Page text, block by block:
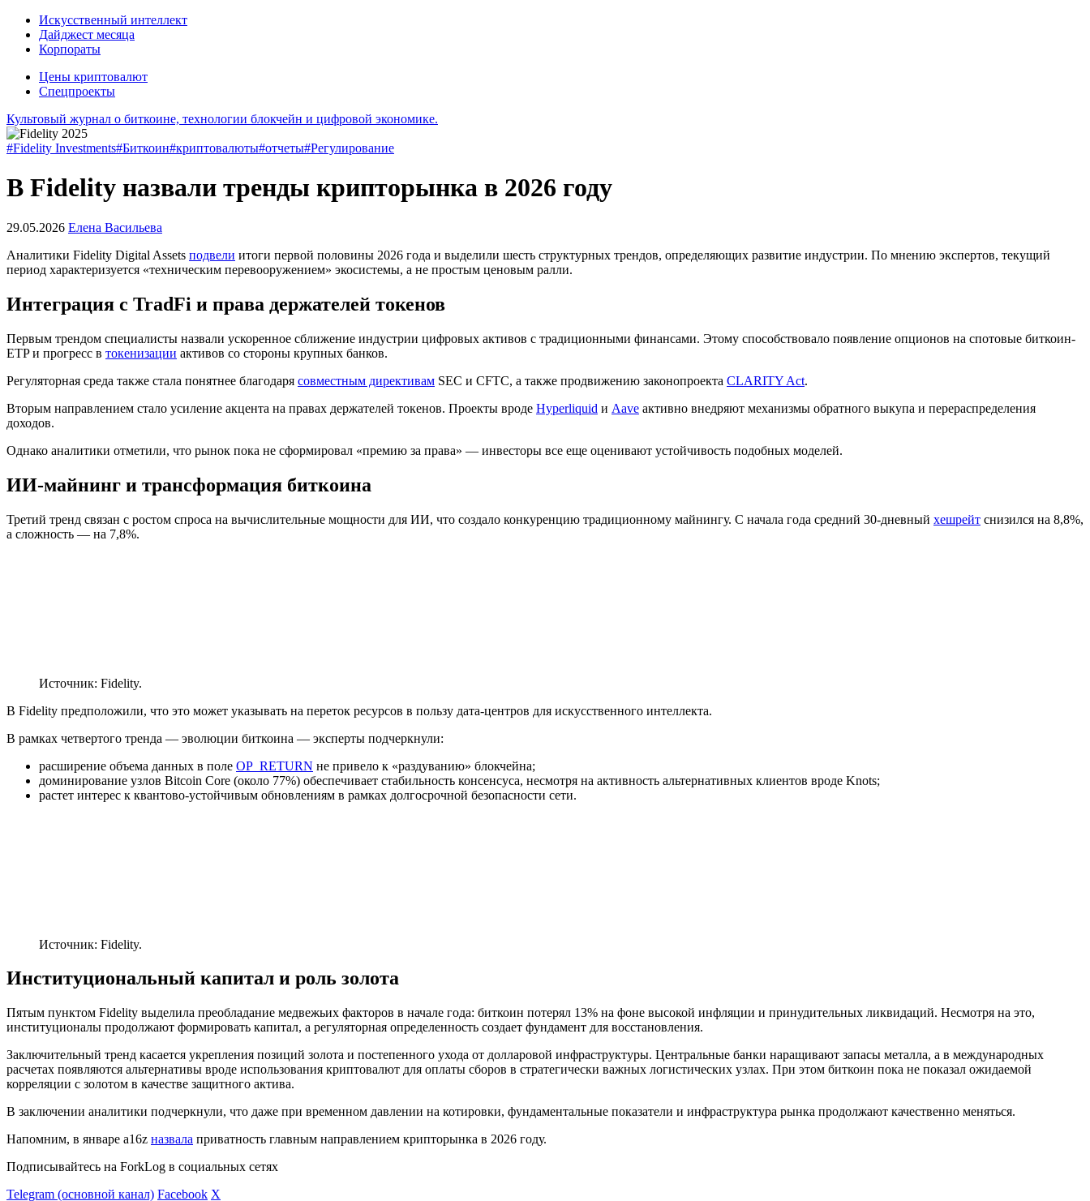
Искусственный интеллект
Дайджест месяца
Корпораты
Цены криптовалют
Спецпроекты
Культовый журнал о биткоине, технологии блокчейн и цифровой экономике.
#Fidelity Investments#Биткоин#криптовалюты#отчеты#Регулирование
В Fidelity назвали тренды крипторынка в 2026 году
29.05.2026 Елена Васильева
Аналитики Fidelity Digital Assets подвели итоги первой половины 2026 года и выделили шесть структурных трендов, определяющих развитие индустрии. По мнению экспертов, текущий
период характеризуется «техническим перевооружением» экосистемы, а не простым ценовым ралли.
Интеграция с TradFi и права держателей токенов
Первым трендом специалисты назвали ускоренное сближение индустрии цифровых активов с традиционными финансами. Этому способствовало появление опционов на спотовые биткоин-
ETPи прогресс в токенизации активов со стороны крупных банков.
Регуляторная среда также стала понятнее благодаря совместным директивам SEC и CFTC, а также продвижению законопроекта CLARITY Act.
Вторым направлением стало усиление акцента на правах держателей токенов. Проекты вроде Hyperliquid и Aave активно внедряют механизмы обратного выкупа и перераспределения
доходов.
Однако аналитики отметили, что рынок пока не сформировал «премию за права» — инвесторы все еще оценивают устойчивость подобных моделей.
ИИ-майнинг и трансформация биткоина
Третий тренд связан с ростом спроса на вычислительные мощности для ИИ, что создало конкуренцию традиционному майнингу. С начала года средний 30-дневный хешрейт снизился на 8,8%,
а сложность — на 7,8%.
Источник: Fidelity.
В Fidelity предположили, что это может указывать на переток ресурсов в пользу дата-центров для искусственного интеллекта.
В рамках четвертого тренда — эволюции биткоина — эксперты подчеркнули:
расширение объема данных в поле OP_RETURN не привело к «раздуванию» блокчейна;
доминирование узлов Bitcoin Core (около 77%) обеспечивает стабильность консенсуса, несмотря на активность альтернативных клиентов вроде Knots;
растет интерес к квантово-устойчивым обновлениям в рамках долгосрочной безопасности сети.
Источник: Fidelity.
Институциональный капитал и роль золота
Пятым пунктом Fidelity выделила преобладание медвежьих факторов в начале года: биткоин потерял 13% на фоне высокой инфляции и принудительных ликвидаций. Несмотря на это,
институционалы продолжают формировать капитал, а регуляторная определенность создает фундамент для восстановления.
Заключительный тренд касается укрепления позиций золота и постепенного ухода от долларовой инфраструктуры. Центральные банки наращивают запасы металла, а в международных
расчетах появляются альтернативы вроде использования криптовалют для оплаты сборов в стратегически важных логистических узлах. При этом биткоин пока не показал ожидаемой
корреляции с золотом в качестве защитного актива.
В заключении аналитики подчеркнули, что даже при временном давлении на котировки, фундаментальные показатели и инфраструктура рынка продолжают качественно меняться.
Напомним, в январе a16z назвала приватность главным направлением крипторынка в 2026 году.
Подписывайтесь на ForkLog в социальных сетях
Telegram (основной канал) Facebook X